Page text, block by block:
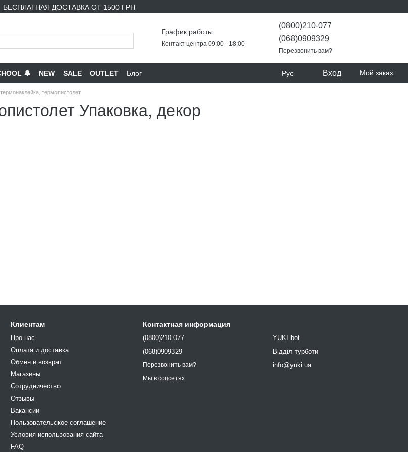
БЕСПЛАТНАЯ ДОСТАВКА ОТ 1500 ГРН
График работы:
Контакт центра 09:00 - 18:00
(0800)210-077
(068)0909329
Перезвонить вам?
🔔 NEW SALE OUTLET Блог Рус Вход Мой заказ
термопистолет
Упаковка, декор
Клиентам
Про нас
Оплата и доставка
Обмен и возврат
Магазины
Сотрудничество
Отзывы
Вакансии
Пользовательское соглашение
Условия использования сайта
FAQ
Контактная информация
(0800)210-077
(068)0909329
Перезвонить вам?
YUKI bot
Відділ турботи
info@yuki.ua
Мы в соцсетях